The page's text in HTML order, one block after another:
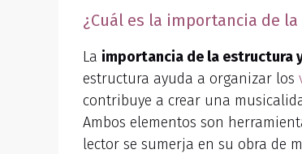
¿Cuál es la importancia de
La importancia de la estructura
estructura ayuda a organizar los
contribuye a crear una
Ambos elementos son
lector se sumerja en su obra de